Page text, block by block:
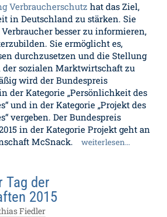
Verbraucherschutz hat das Ziel,
in Deutschland zu stärken. Sie
besser zu informieren,
Sie ermöglicht es,
durchzusetzen und die Stellung
der sozialen Marktwirtschaft zu
wird der Bundespreis
der Kategorie „Persönlichkeit des
und in der Kategorie „Projekt des
vergeben. Der Bundespreis
in der Kategorie Projekt geht an
McSnack.
weiterlesen…
Tag der
2015
Fiedler